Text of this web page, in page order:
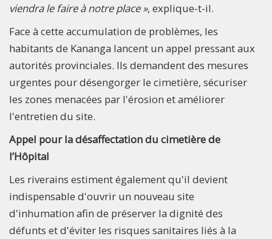
viendra le faire à notre place », explique-t-il.
Face à cette accumulation de problèmes, les
habitants de Kananga lancent un appel pressant aux
autorités provinciales. Ils demandent des mesures
urgentes pour désengorger le cimetière, sécuriser
les zones menacées par l'érosion et améliorer
l'entretien du site.
Appel pour la désaffectation du cimetière de
l’Hôpital
Les riverains estiment également qu'il devient
indispensable d'ouvrir un nouveau site
d'inhumation afin de préserver la dignité des
défunts et d'éviter les risques sanitaires liés à la